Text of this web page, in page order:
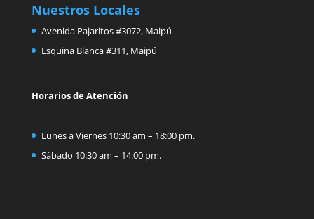
Nuestros Locales
Avenida Pajaritos #3072, Maipú
Esquina Blanca #311, Maipú
Horarios de Atención
Lunes a Viernes 10:30 am – 18:00 pm.
Sábado 10:30 am – 14:00 pm.